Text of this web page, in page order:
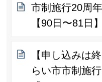
市制施行20周
【90日〜81日】
【申し込みは
らい市市制施